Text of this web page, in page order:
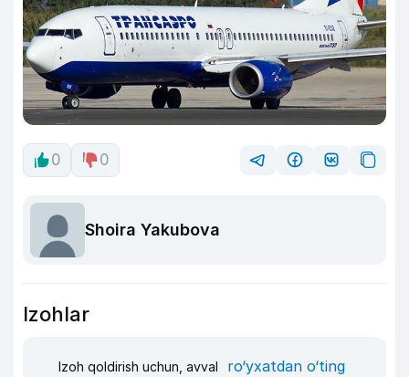
0 0
Shoira Yakubova
Izohlar
Izoh qoldirish uchun, avval ro‘yxatdan o‘ting